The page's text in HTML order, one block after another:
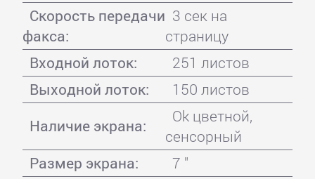
Скорость передачи
факса:
3 сек на
страницу
Входной лоток:
251 листов
Выходной лоток:
150 листов
Наличие экрана:
Ok цветной,
сенсорный
Размер экрана:
7 "